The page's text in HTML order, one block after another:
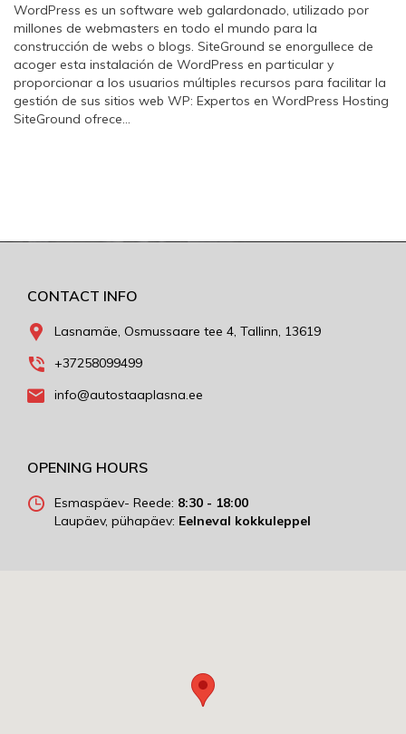
WordPress es un software web galardonado, utilizado por
millones de webmasters en todo el mundo para la
construcción de webs o blogs. SiteGround se enorgullece de
acoger esta instalación de WordPress en particular y
proporcionar a los usuarios múltiples recursos para facilitar la
gestión de sus sitios web WP: Expertos en WordPress Hosting
SiteGround ofrece…
CONTACT INFO
Lasnamäe, Osmussaare tee 4, Tallinn, 13619
+37258099499
info@autostaaplasna.ee
OPENING HOURS
Esmaspäev- Reede: 8:30 - 18:00
Laupäev, pühapäev: Eelneval kokkuleppel